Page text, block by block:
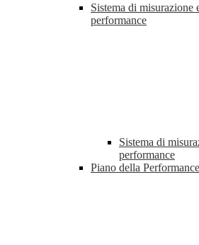
Sistema di misurazione
performance
Sistema di
performance
Piano della Performance